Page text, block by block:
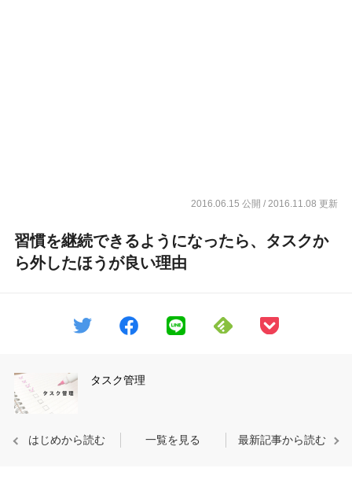
2016.06.15 公開/ 2016.11.08 更新
習慣を継続できるようになったら、タスクか
ら外したほうが良い理由
タスク管理
はじめから読む 一覧を見る 最新記事から読む